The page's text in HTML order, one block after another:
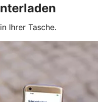
Ihrer Tasche.